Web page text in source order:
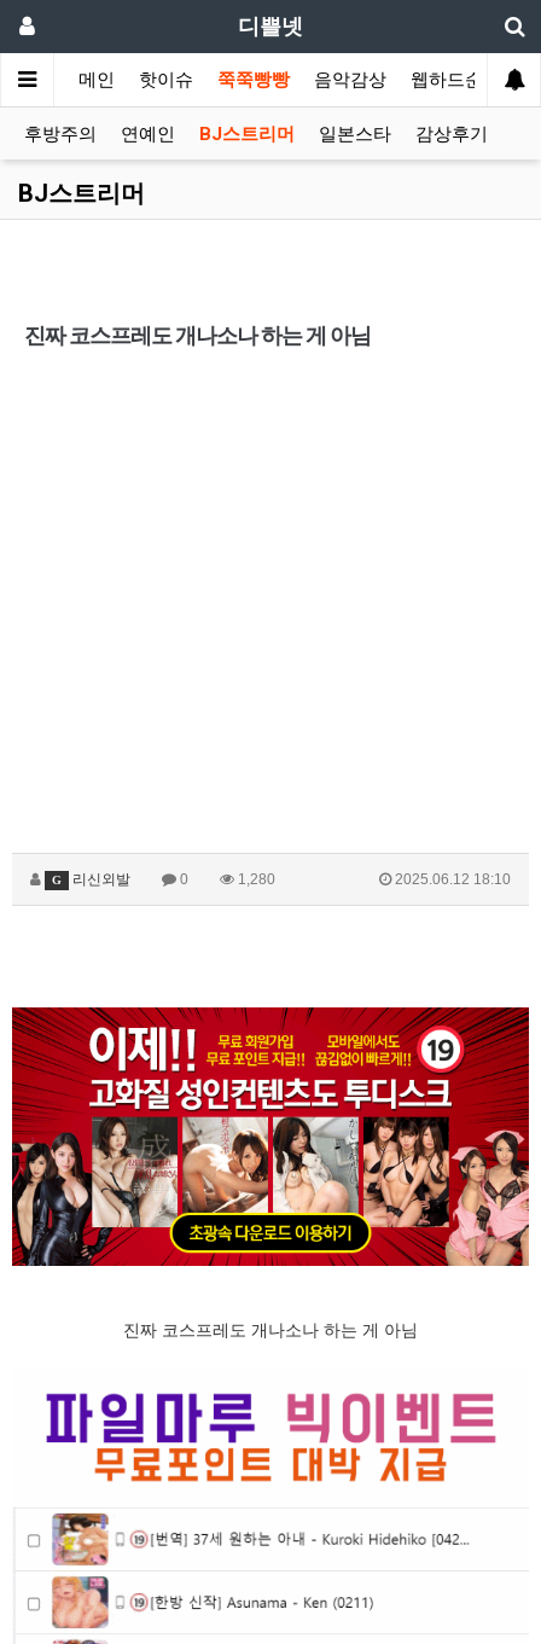
디쁠넷
메인 핫이슈 쭉쭉빵빵 음악감상 웹하드순위
후방주의 연예인 BJ스트리머 일본스타 감상후기
BJ스트리머
진짜 코스프레도 개나소나 하는 게 아님
G 리신외발 0 1,280 2025.06.12 18:10
진짜 코스프레도 개나소나 하는 게 아님